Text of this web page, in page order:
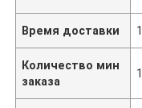
Время доставки
Количество мин
заказа